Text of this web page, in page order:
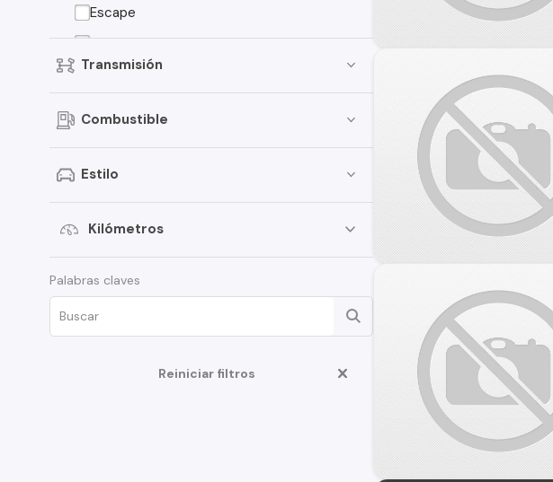
Escape
Territory
Focus
Transit Van
Expedition
Maverick
Edge
Fusion
Transmisión
Combustible
Estilo
Kilómetros
Palabras claves
Reiniciar filtros